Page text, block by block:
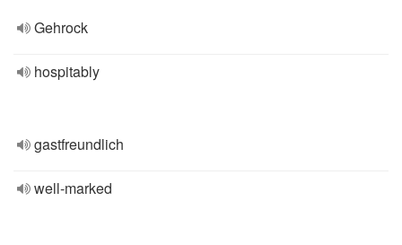
Gehrock
hospitably
gastfreundlich
well-marked